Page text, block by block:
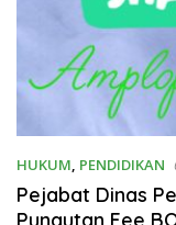
HUKUM, PENDIDIKAN
Pejabat Dinas
Pungutan Fee